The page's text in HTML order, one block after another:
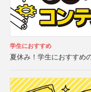
学生におすすめ
夏休み！学生におすすめ